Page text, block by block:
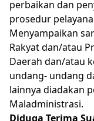
perbaikan dan
prosedur
Menyampaikan
Rakyat dan/atau
Daerah dan/atau
undang- undang
lainnya diadakan
Maladministrasi.
Diduga Terima